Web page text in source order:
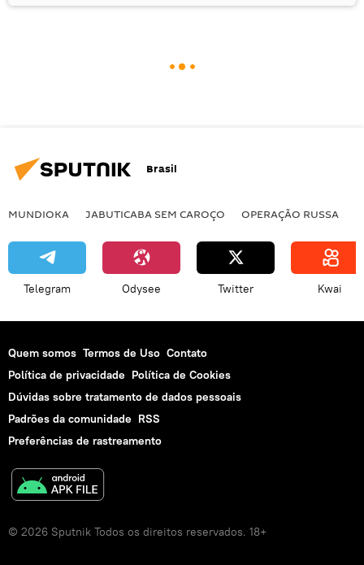
Brasil
MUNDIOKA JABUTICABA SEM CAROÇO OPERAÇÃO RUSSA
Telegram Odysee Twitter Kwai
Quem somos Termos de Uso Contato
Política de privacidade Política de Cookies
Dúvidas sobre tratamento de dados pessoais
Padrões da comunidade RSS
Preferências de rastreamento
© 2026 Sputnik Todos os direitos reservados. 18+